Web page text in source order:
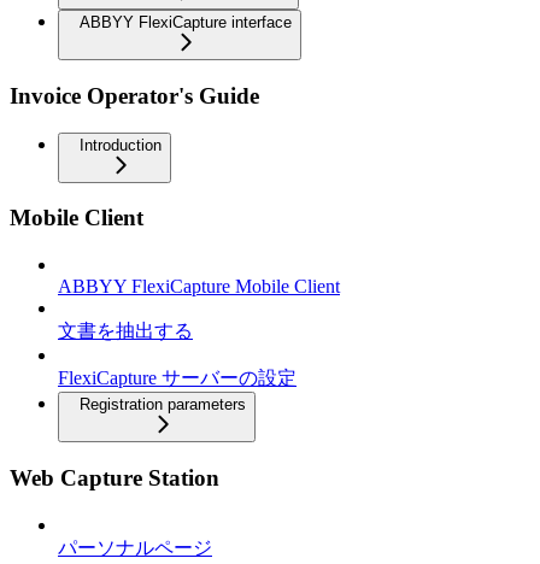
ABBYY FlexiCapture interface
Invoice Operator's Guide
Introduction
Mobile Client
ABBYY FlexiCapture Mobile Client
文書を抽出する
FlexiCapture サーバーの設定
Registration parameters
Web Capture Station
パーソナルページ